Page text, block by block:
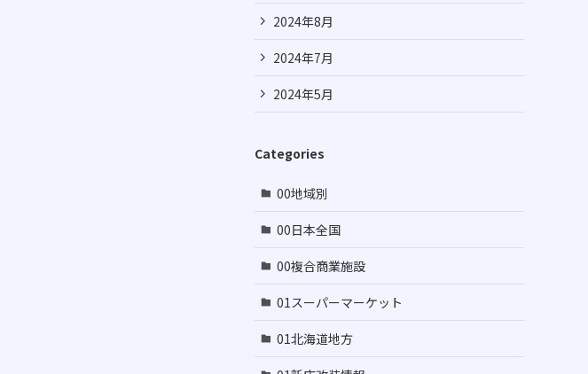
2024年8月
2024年7月
2024年5月
Categories
00地域別
00日本全国
00複合商業施設
01スーパーマーケット
01北海道地方